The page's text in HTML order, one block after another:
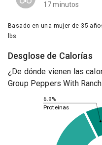
17 minutos
Basado en una mujer de 35
lbs.
Desglose de Calorías
¿De dónde vienen las
Group Peppers With
6.9%
Proteínas